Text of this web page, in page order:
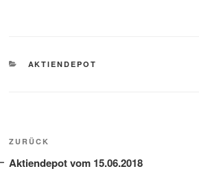
KATEGORIEN
AKTIENDEPOT
Beitragsnavigation
Vorheriger
Beitrag
ZURÜCK
Aktiendepot vom 15.06.2018